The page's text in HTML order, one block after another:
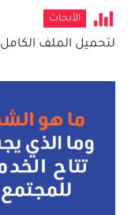
الأبحاث
لتحميل الملف الكامل